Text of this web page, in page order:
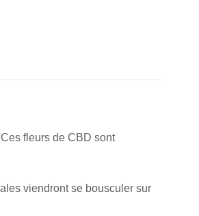
Ces fleurs de CBD sont
viendront se bousculer sur